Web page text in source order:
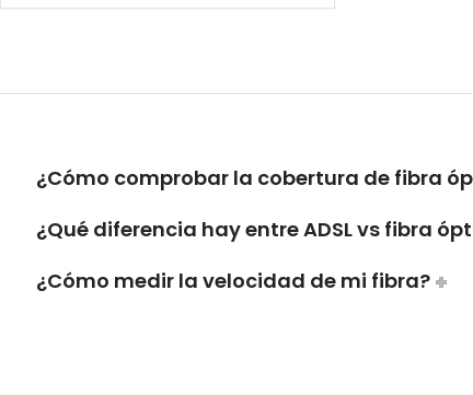
¿Cómo comprobar la cobertura de fibra
¿Qué diferencia hay entre ADSL vs fibra
¿Cómo medir la velocidad de mi fibra?